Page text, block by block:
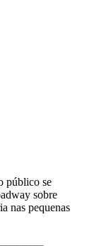
público se
sobre
nas pequenas